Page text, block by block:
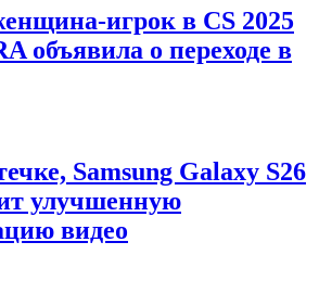
игрок в CS 2025
объявила о переходе в
Samsung Galaxy S26
улучшенную
видео